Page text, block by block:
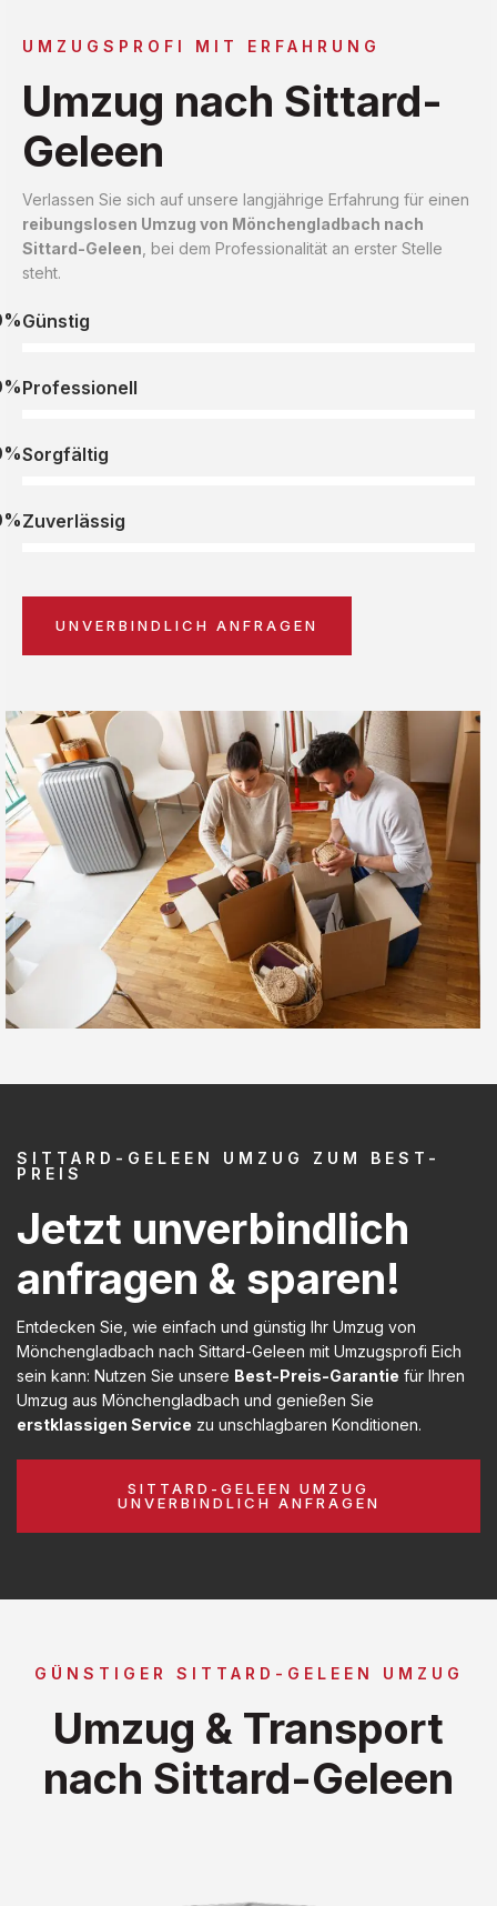
UMZUGSPROFI MIT ERFAHRUNG
Umzug nach Sittard-
Geleen
Verlassen Sie sich auf unsere langjährige Erfahrung für einen
reibungslosen Umzug von Mönchengladbach nach
Sittard-Geleen , bei dem Professionalität an erster Stelle
steht.
Günstig
Professionell
Sorgfältig
Zuverlässig
UNVERBINDLICH ANFRAGEN
SITTARD-GELEEN UMZUG ZUM BEST-
PREIS
Jetzt unverbindlich
anfragen & sparen!
Entdecken Sie, wie einfach und günstig Ihr Umzug von
Mönchengladbach nach Sittard-Geleen mit Umzugsprofi Eich
sein kann: Nutzen Sie unsere Best-Preis-Garantie für Ihren
Umzug aus Mönchengladbach und genießen Sie
erstklassigen Service zu unschlagbaren Konditionen.
SITTARD-GELEEN UMZUG
UNVERBINDLICH ANFRAGEN
GÜNSTIGER SITTARD-GELEEN UMZUG
Umzug & Transport
nach Sittard-Geleen